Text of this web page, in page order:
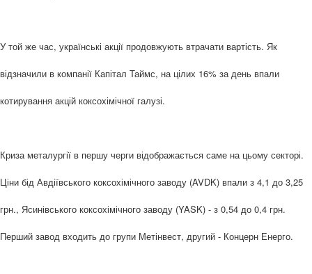
У той же час, українські акції продовжують втрачати вартість. Як
відзначили в компанії Капітал Таймс, на цілих 16% за день впали
котирування акцій коксохімічної галузі.
Криза металургії в першу черги відображається саме на цьому секторі.
Ціни бід Авдіївського коксохімічного заводу (AVDK) впали з 4,1 до 3,25
грн., Ясинівського коксохімічного заводу (YASK) - з 0,54 до 0,4 грн.
Перший завод входить до групи Метінвест, другий - Концерн Енерго.